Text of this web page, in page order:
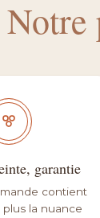
Notre
garantie
contient
la nuance